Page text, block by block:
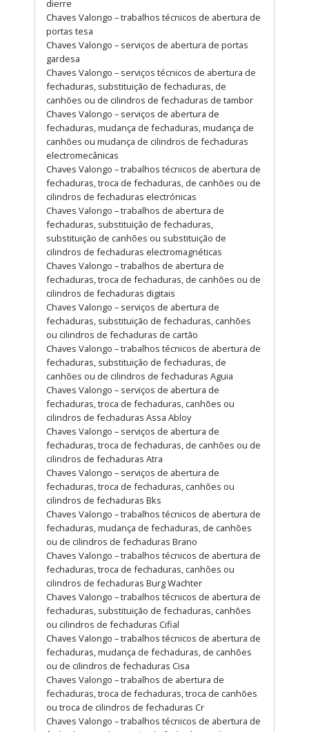
dierre
Chaves Valongo – trabalhos técnicos de abertura de
portas tesa
Chaves Valongo – serviços de abertura de portas
gardesa
Chaves Valongo – serviços técnicos de abertura de
fechaduras, substituição de fechaduras, de
canhões ou de cilindros de fechaduras de tambor
Chaves Valongo – serviços de abertura de
fechaduras, mudança de fechaduras, mudança de
canhões ou mudança de cilindros de fechaduras
electromecânicas
Chaves Valongo – trabalhos técnicos de abertura de
fechaduras, troca de fechaduras, de canhões ou de
cilindros de fechaduras electrónicas
Chaves Valongo – trabalhos de abertura de
fechaduras, substituição de fechaduras,
substituição de canhões ou substituição de
cilindros de fechaduras electromagnéticas
Chaves Valongo – trabalhos de abertura de
fechaduras, troca de fechaduras, de canhões ou de
cilindros de fechaduras digitais
Chaves Valongo – serviços de abertura de
fechaduras, substituição de fechaduras, canhões
ou cilindros de fechaduras de cartão
Chaves Valongo – trabalhos técnicos de abertura de
fechaduras, substituição de fechaduras, de
canhões ou de cilindros de fechaduras Aguia
Chaves Valongo – serviços de abertura de
fechaduras, troca de fechaduras, canhões ou
cilindros de fechaduras Assa Abloy
Chaves Valongo – serviços de abertura de
fechaduras, troca de fechaduras, de canhões ou de
cilindros de fechaduras Atra
Chaves Valongo – serviços de abertura de
fechaduras, troca de fechaduras, canhões ou
cilindros de fechaduras Bks
Chaves Valongo – trabalhos técnicos de abertura de
fechaduras, mudança de fechaduras, de canhões
ou de cilindros de fechaduras Brano
Chaves Valongo – trabalhos técnicos de abertura de
fechaduras, troca de fechaduras, canhões ou
cilindros de fechaduras Burg Wachter
Chaves Valongo – trabalhos técnicos de abertura de
fechaduras, substituição de fechaduras, canhões
ou cilindros de fechaduras Cifial
Chaves Valongo – trabalhos técnicos de abertura de
fechaduras, mudança de fechaduras, de canhões
ou de cilindros de fechaduras Cisa
Chaves Valongo – trabalhos de abertura de
fechaduras, troca de fechaduras, troca de canhões
ou troca de cilindros de fechaduras Cr
Chaves Valongo – trabalhos técnicos de abertura de